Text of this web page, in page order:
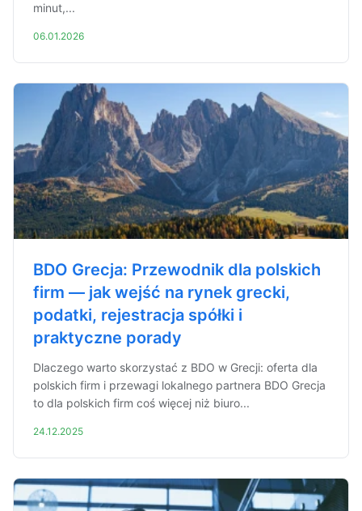
minut,...
06.01.2026
BDO Grecja: Przewodnik dla polskich
firm — jak wejść na rynek grecki,
podatki, rejestracja spółki i
praktyczne porady
Dlaczego warto skorzystać z BDO w Grecji: oferta dla
polskich firm i przewagi lokalnego partnera BDO Grecja
to dla polskich firm coś więcej niż biuro...
24.12.2025